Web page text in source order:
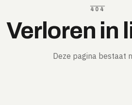
404
Verloren in
Deze pagina bestaat